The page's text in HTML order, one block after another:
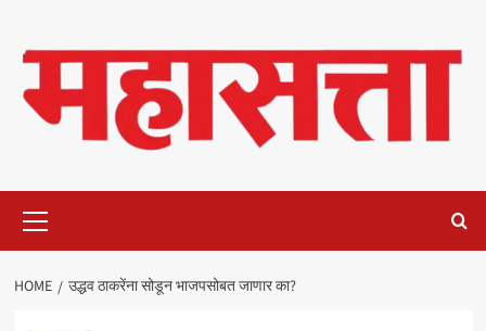
content
Menu
HOME उद्धव ठाकरेंना सोडून भाजपसोबत जाणार का?